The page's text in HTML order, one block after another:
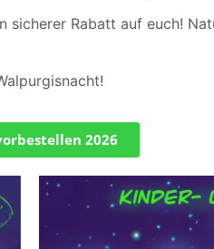
Rabatt auf euch!
2026